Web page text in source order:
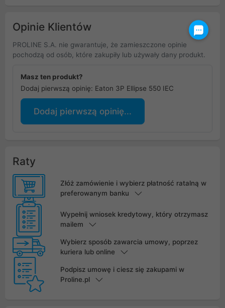
Opinie Klientów
PROLINE S.A. nie gwarantuje, że zamieszczone opinie
pochodzą od osób, które zakupiły lub używały dany produkt.
Masz ten produkt?
Dodaj pierwszą opinię: Eaton 3P Ellipse 550 IEC
Dodaj pierwszą opinię...
Raty
Złóż zamówienie i wybierz płatność ratalną w
preferowanym banku
Wypełnij wniosek kredytowy, który otrzymasz
mailem
Wybierz sposób zawarcia umowy, poprzez
kuriera lub online
Podpisz umowę i ciesz się zakupami w
Proline.pl